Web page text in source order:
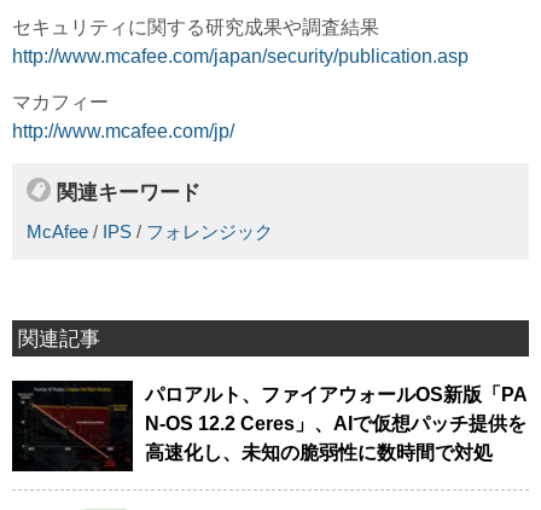
セキュリティに関する研究成果や調査結果
http://www.mcafee.com/japan/security/publication.asp
マカフィー
http://www.mcafee.com/jp/
関連キーワード
McAfee / IPS / フォレンジック
関連記事
パロアルト、ファイアウォールOS新版「PA
N-OS 12.2 Ceres」、AIで仮想パッチ提供を
高速化し、未知の脆弱性に数時間で対処